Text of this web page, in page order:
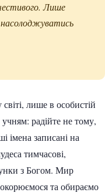
Лише
насолоджуватись
лише в особистій
учням: радійте не тому,
імена записані на
тимчасові,
з Богом. Мир
та обираємо